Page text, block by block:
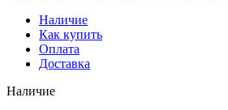
Наличие
Как купить
Оплата
Доставка
Наличие